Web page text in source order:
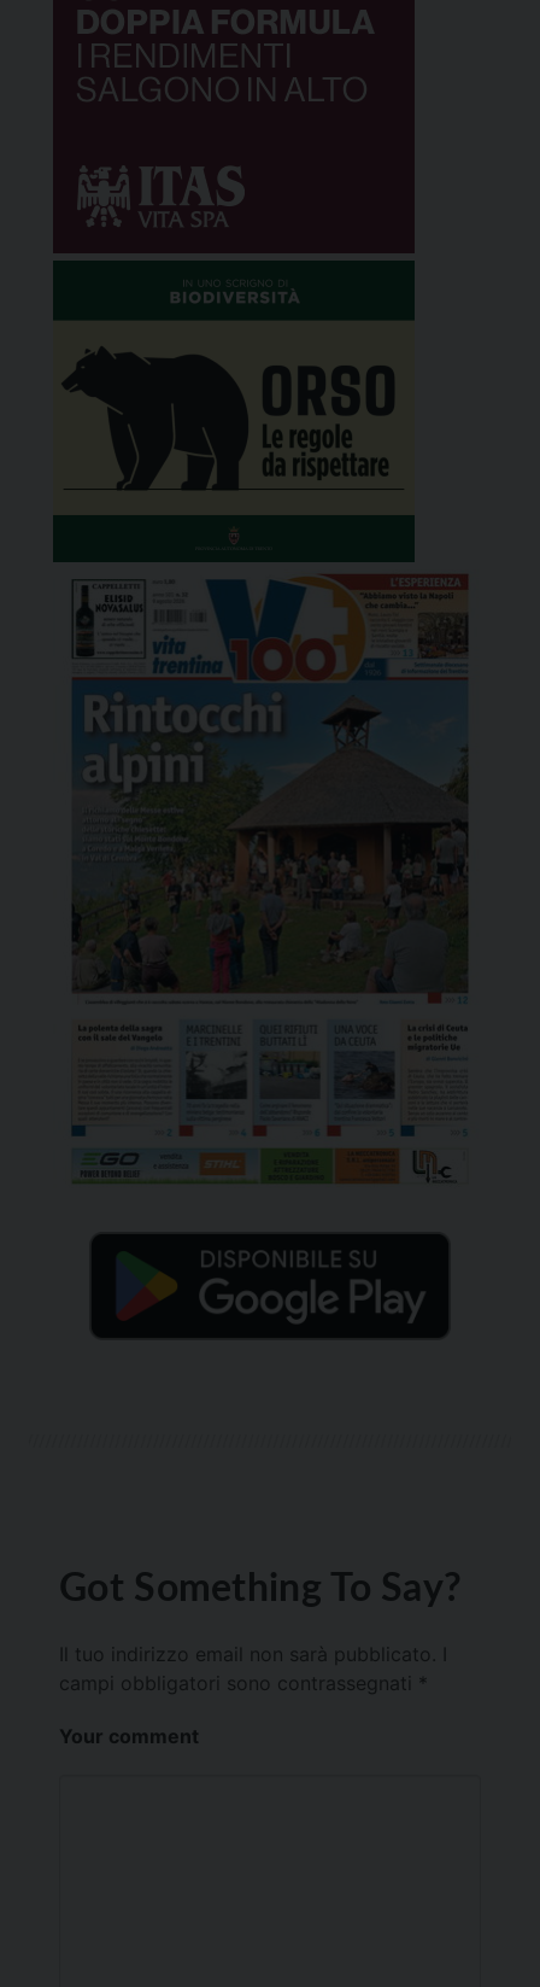
Got Something To Say?
Il tuo indirizzo email non sarà pubblicato.
campi obbligatori sono contrassegnati *
Your comment